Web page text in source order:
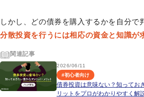
しかし、どの債券を購入するかを自分で
分散投資を行うには相応の資金と知識が
関連記事
2026/06/11
#初心者向け
債券投資は意味ない？知ってお
リットをプロがわかりやすく解